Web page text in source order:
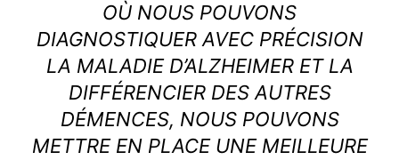
OÙ NOUS POUVONS
DIAGNOSTIQUER AVEC PRÉCISION
LA MALADIE D’ALZHEIMER ET LA
DIFFÉRENCIER DES AUTRES
DÉMENCES, NOUS POUVONS
METTRE EN PLACE UNE MEILLEURE